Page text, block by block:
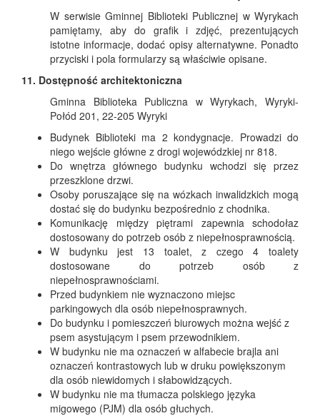
W serwisie Gminnej Biblioteki Publicznej w Wyrykach
pamiętamy, aby do grafik i zdjęć, prezentujących
istotne informacje, dodać opisy alternatywne. Ponadto
przyciski i pola formularzy są właściwie opisane.
11. Dostępność architektoniczna
Gminna Biblioteka Publiczna w Wyrykach, Wyryki-
Połód 201, 22-205 Wyryki
Budynek Biblioteki ma 2 kondygnacje. Prowadzi do
niego wejście główne z drogi wojewódzkiej nr 818.
Do wnętrza głównego budynku wchodzi się przez
przeszklone drzwi.
Osoby poruszające się na wózkach inwalidzkich mogą
dostać się do budynku bezpośrednio z chodnika.
Komunikację między piętrami zapewnia schodołaz
dostosowany do potrzeb osób z niepełnosprawnością.
W budynku jest 13 toalet, z czego 4 toalety
dostosowane do potrzeb osób z
niepełnosprawnościami.
Przed budynkiem nie wyznaczono miejsc
parkingowych dla osób niepełnosprawnych.
Do budynku i pomieszczeń biurowych można wejść z
psem asystującym i psem przewodnikiem.
W budynku nie ma oznaczeń w alfabecie brajla ani
oznaczeń kontrastowych lub w druku powiększonym
dla osób niewidomych i słabowidzących.
W budynku nie ma tłumacza polskiego języka
migowego (PJM) dla osób głuchych.